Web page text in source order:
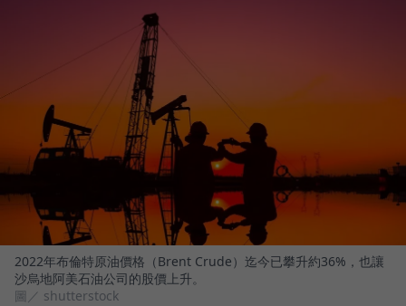
2022年布倫特原油價格（Brent Crude）迄今已攀升約36%，也讓
沙烏地阿美石油公司的股價上升。
圖／ shutterstock